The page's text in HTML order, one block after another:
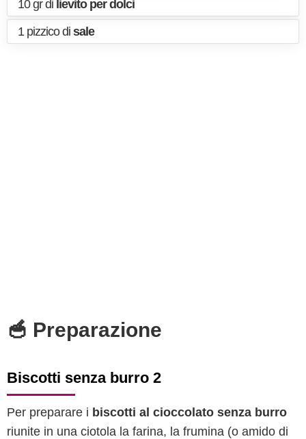
10 gr di lievito per dolci
1 pizzico di sale
🥣 Preparazione
Biscotti senza burro 2
Per preparare i biscotti al cioccolato senza burro
riunite in una ciotola la farina, la frumina (o amido di